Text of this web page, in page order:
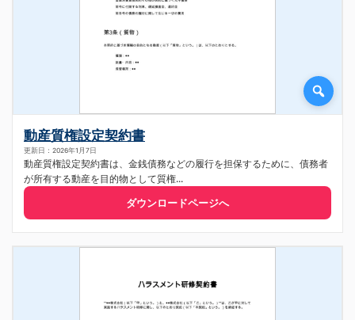
動産質権設定契約書
更新日：2026年1月7日
動産質権設定契約書は、金銭債務などの履行を担保するために、債務者
が所有する動産を目的物として質権...
ダウンロードページへ